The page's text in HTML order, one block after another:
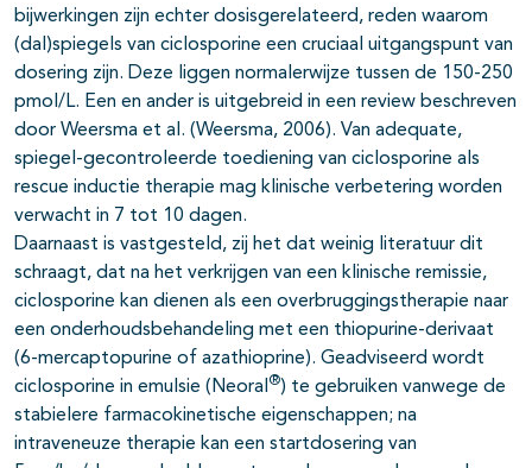
bijwerkingen zijn echter dosisgerelateerd, reden waarom
(dal)spiegels van ciclosporine een cruciaal uitgangspunt van
dosering zijn. Deze liggen normalerwijze tussen de 150-250
pmol/L. Een en ander is uitgebreid in een review beschreven
door Weersma et al. (Weersma, 2006). Van adequate,
spiegel-gecontroleerde toediening van ciclosporine als
rescue inductie therapie mag klinische verbetering worden
verwacht in 7 tot 10 dagen.
Daarnaast is vastgesteld, zij het dat weinig literatuur dit
schraagt, dat na het verkrijgen van een klinische remissie,
ciclosporine kan dienen als een overbruggingstherapie naar
een onderhoudsbehandeling met een thiopurine-derivaat
(6-mercaptopurine of azathioprine). Geadviseerd wordt
ciclosporine in emulsie (Neoral ®) te gebruiken vanwege de
stabielere farmacokinetische eigenschappen; na
intraveneuze therapie kan een startdosering van